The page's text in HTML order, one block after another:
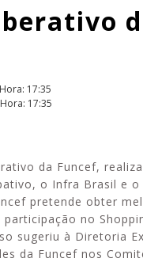
17:35
17:35
da Funcef,
o Infra Brasil e o
pretende obter
no
sugeriu à Diretoria
da Funcef nos